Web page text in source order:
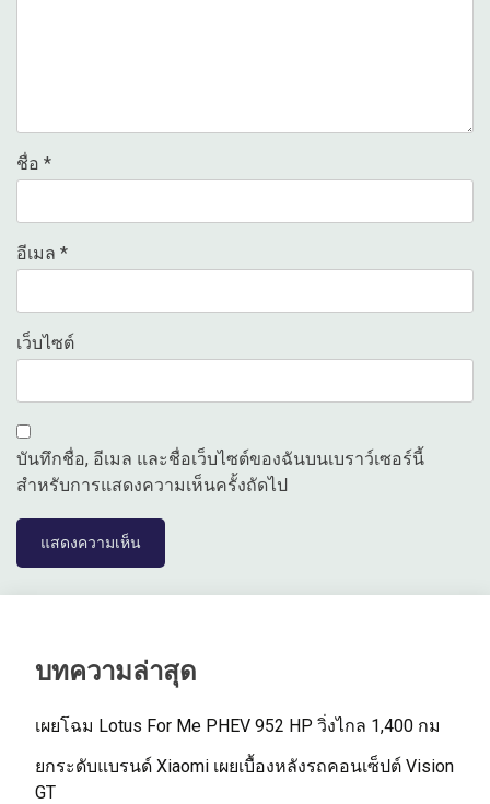
ชื่อ *
อีเมล *
เว็บไซต์
บันทึกชื่อ, อีเมล และชื่อเว็บไซต์ของฉันบนเบราว์เซอร์นี้
สำหรับการแสดงความเห็นครั้งถัดไป
บทความล่าสุด
เผยโฉม Lotus For Me PHEV 952 HP วิ่งไกล 1,400 กม
ยกระดับแบรนด์ Xiaomi เผยเบื้องหลังรถคอนเซ็ปต์ Vision
GT